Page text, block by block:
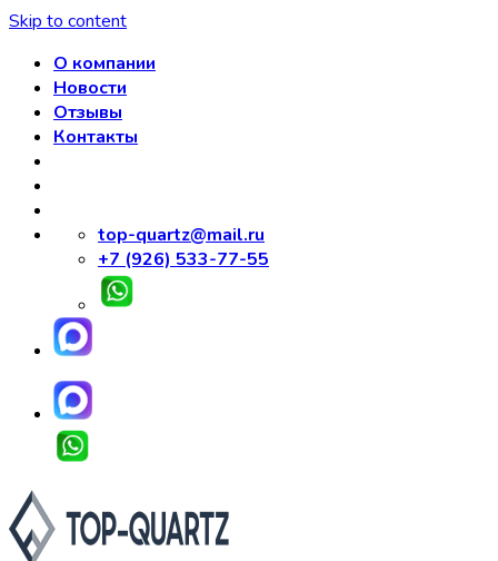
Skip to content
О компании
Новости
Отзывы
Контакты
top-quartz@mail.ru
+7 (926) 533-77-55